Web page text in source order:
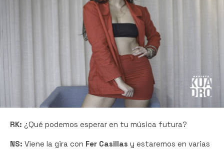
RK: ¿Qué podemos esperar en tu música futura?
NS: Viene la gira con Fer Casillas y estaremos en varias